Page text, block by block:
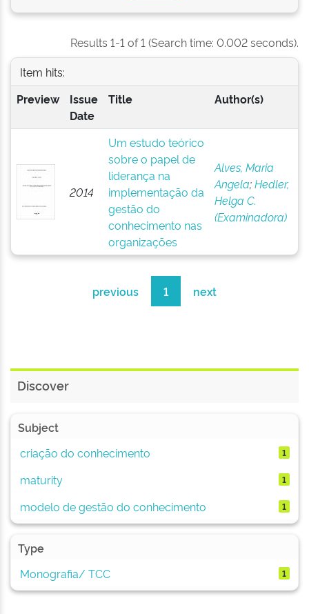
Results 1-1 of 1 (Search time: 0.002 seconds).
Item hits:
Preview
Issue
Date
Title Author(s)
2014
Um estudo teórico
sobre o papel de
liderança na
implementação da
gestão do
conhecimento nas
organizações
Alves, Maria
Angela;Hedler,
Helga C.
(Examinadora)
previous 1 next
Discover
Subject
criação do conhecimento
1
maturity 1
modelo de gestão do conhecimento 1
Type
Monografia/ TCC
1